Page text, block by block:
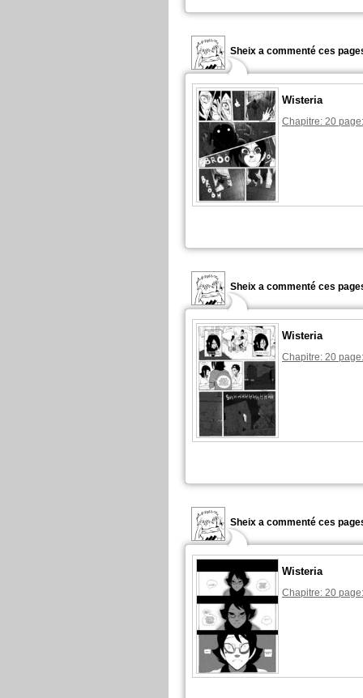
Sheix a commenté ces
Wisteria
Chapitre: 20
Sheix a commenté ces
Wisteria
Chapitre: 20
Sheix a commenté ces
Wisteria
Chapitre: 20